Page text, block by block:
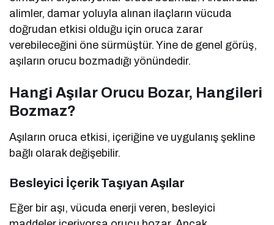
alimler, damar yoluyla alınan ilaçların vücuda
doğrudan etkisi olduğu için oruca zarar
verebileceğini öne sürmüştür. Yine de genel görüş,
aşıların orucu bozmadığı yönündedir.
Hangi Aşılar Orucu Bozar, Hangileri
Bozmaz?
Aşıların oruca etkisi, içeriğine ve uygulanış şekline
bağlı olarak değişebilir.
Besleyici İçerik Taşıyan Aşılar
Eğer bir aşı, vücuda enerji veren, besleyici